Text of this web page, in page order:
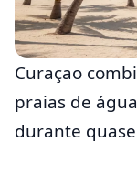
Curaçao
praias de
durante